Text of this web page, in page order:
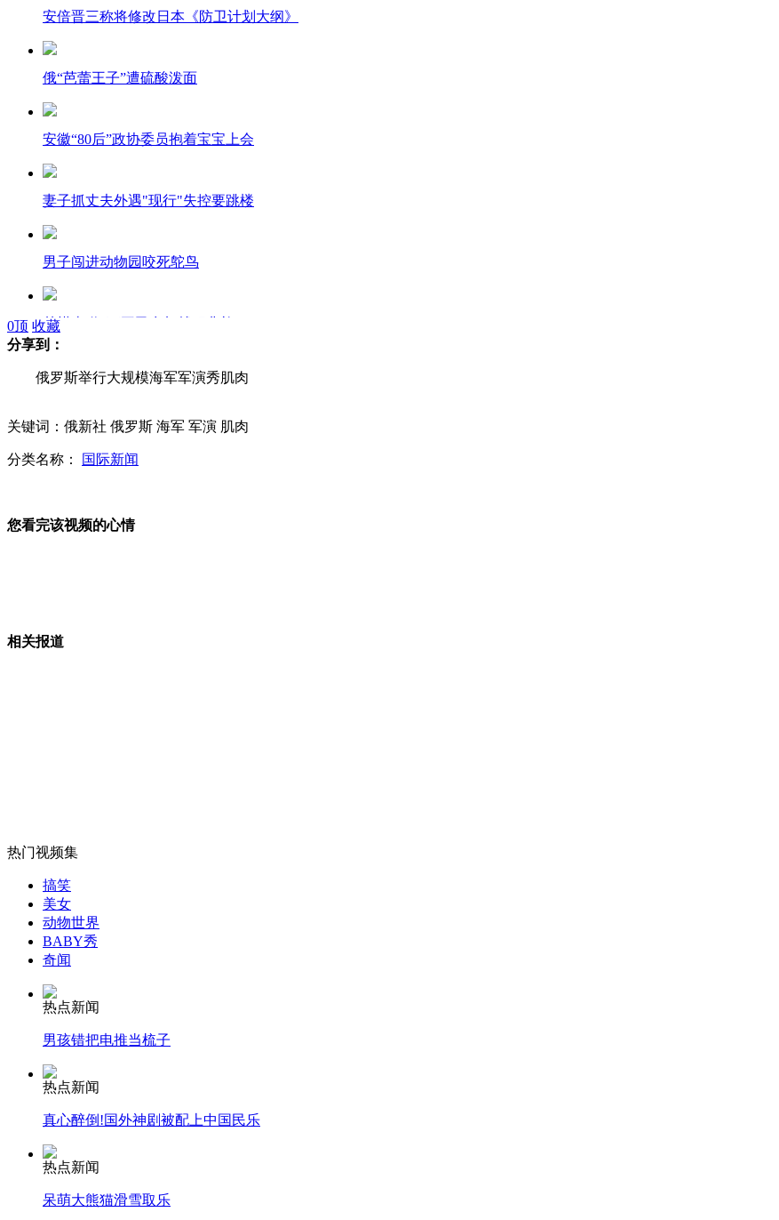
安倍晋三称将修改日本《防卫计划大纲》
俄“芭蕾王子”遭硫酸泼面
安徽“80后”政协委员抱着宝宝上会
妻子抓丈夫外遇"现行"失控要跳楼
男子闯进动物园咬死鸵鸟
朴槿惠邀3万平民参加就职典礼
手机屏太大 司机双手接电话引车祸
外交部：有关国家言论片面不公正
安徽一实载49人客车翻车
走！跟着总书记去植树
消防员救轻生者
纽约上演“枕头大战”
0顶 收藏
分享到：
俄罗斯举行大规模海军军演秀肌肉
关键词：俄新社 俄罗斯 海军 军演 肌肉
分类名称： 国际新闻
您看完该视频的心情
相关报道
热门视频集
搞笑
美女
动物世界
BABY秀
奇闻
热点新闻
男孩错把电推当梳子
热点新闻
真心醉倒!国外神剧被配上中国民乐
热点新闻
呆萌大熊猫滑雪取乐